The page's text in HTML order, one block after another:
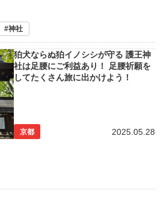
神社
狛犬ならぬ狛イノシシが守る 護王神
社は足腰にご利益あり！ 足腰祈願を
してたくさん旅に出かけよう！
京都 2025.05.28